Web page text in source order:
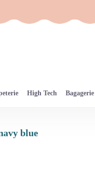
High Tech Bagagerie
blue